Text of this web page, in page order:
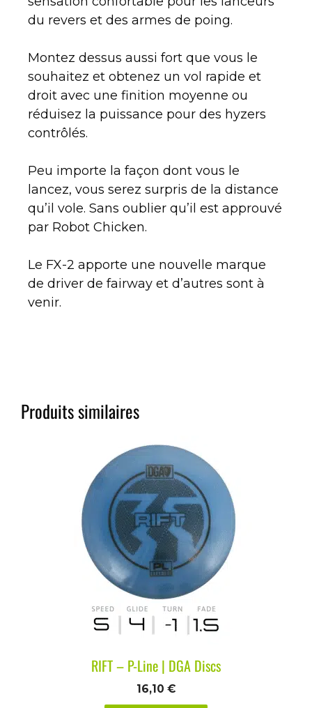
du revers et des armes de poing.
Montez dessus aussi fort que vous le
souhaitez et obtenez un vol rapide et
droit avec une finition moyenne ou
réduisez la puissance pour des hyzers
contrôlés.
Peu importe la façon dont vous le
lancez, vous serez surpris de la distance
qu’il vole. Sans oublier qu’il est approuvé
par Robot Chicken.
Le FX-2 apporte une nouvelle marque
de driver de fairway et d’autres sont à
venir.
Produits similaires
RIFT – P-Line | DGA Discs
16,10 €